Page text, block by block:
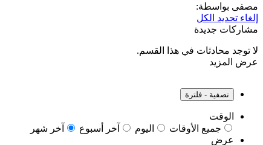
مصفى بواسطة:
إلغاء تحديد الكل
مشاركات جديدة
لا توجد محادثات في هذا القسم.
عرض المزيد
تصفية - فلترة
الوقت
جميع الأوقات
اليوم آخر أسبوع
آخر شهر
عرض